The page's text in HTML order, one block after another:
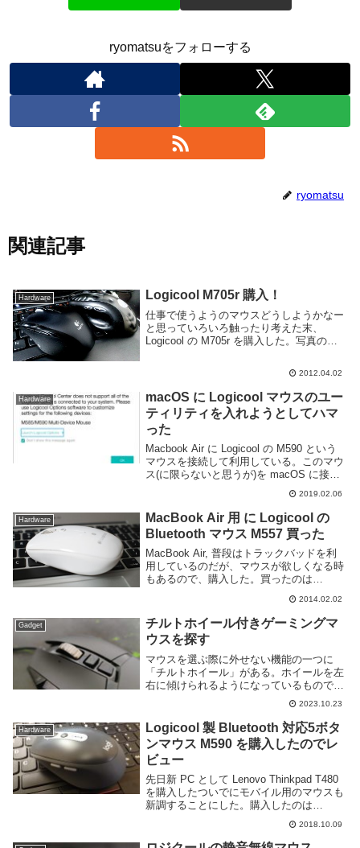
ryomatsuをフォローする
ryomatsu
関連記事
Hardware Logicool M705r 購入！
仕事で使うようのマウスどうしようかなー
と思っていろいろ触ったり考えた末、
Logicool の M705r を購入した。写真の右
2012.04.02
Hardware
macOS に Logicool マウスのユー
ティリティを入れようとしてハマ
った
Macbook Air に Logicool の M590 という
マウスを接続して利用している。このマウ
ス(に限らないと思うが)を macOS に接続
した場合サイドボタンの戻る進むボタンが
認識しないため、利用の際には Logicool
のユ...
2019.02.06
Hardware
MacBook Air 用 に Logicool の
Bluetooth マウス M557 買った
MacBook Air, 普段はトラックバッドを利
用しているのだが、マウスが欲しくなる時
もあるので、購入した。買ったのは
めの Bluetooth マウスの中では安価且つシ
ンプルで良さそ...
2014.02.02
Gadget
チルトホイール付きゲーミングマ
ウスを探す
マウスを選ぶ際に外せない機能の一つに
「チルトホイール」がある。ホイールを左
右に傾けられるようになっているもので、
通常の上下スクロールに加え、左右スクロ
ールも可能になる便利な機能だ。左右スク
ロールは主にエクセルやスプレッドシート
のような上下左...
2023.10.23
Hardware
Logicool 製 Bluetooth 対応5ボタ
ンマウス M590 を購入したのでレ
ビュー
先日新 PC として Lenovo Thinkpad T480
を購入したついでにモバイル用のマウスも
新調することにした。購入したのは
Logicool の Bluetooth マウスである M590
2018.10.09